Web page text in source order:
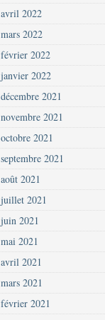
avril 2022
mars 2022
février 2022
janvier 2022
décembre 2021
novembre 2021
octobre 2021
septembre 2021
août 2021
juillet 2021
juin 2021
mai 2021
avril 2021
mars 2021
février 2021